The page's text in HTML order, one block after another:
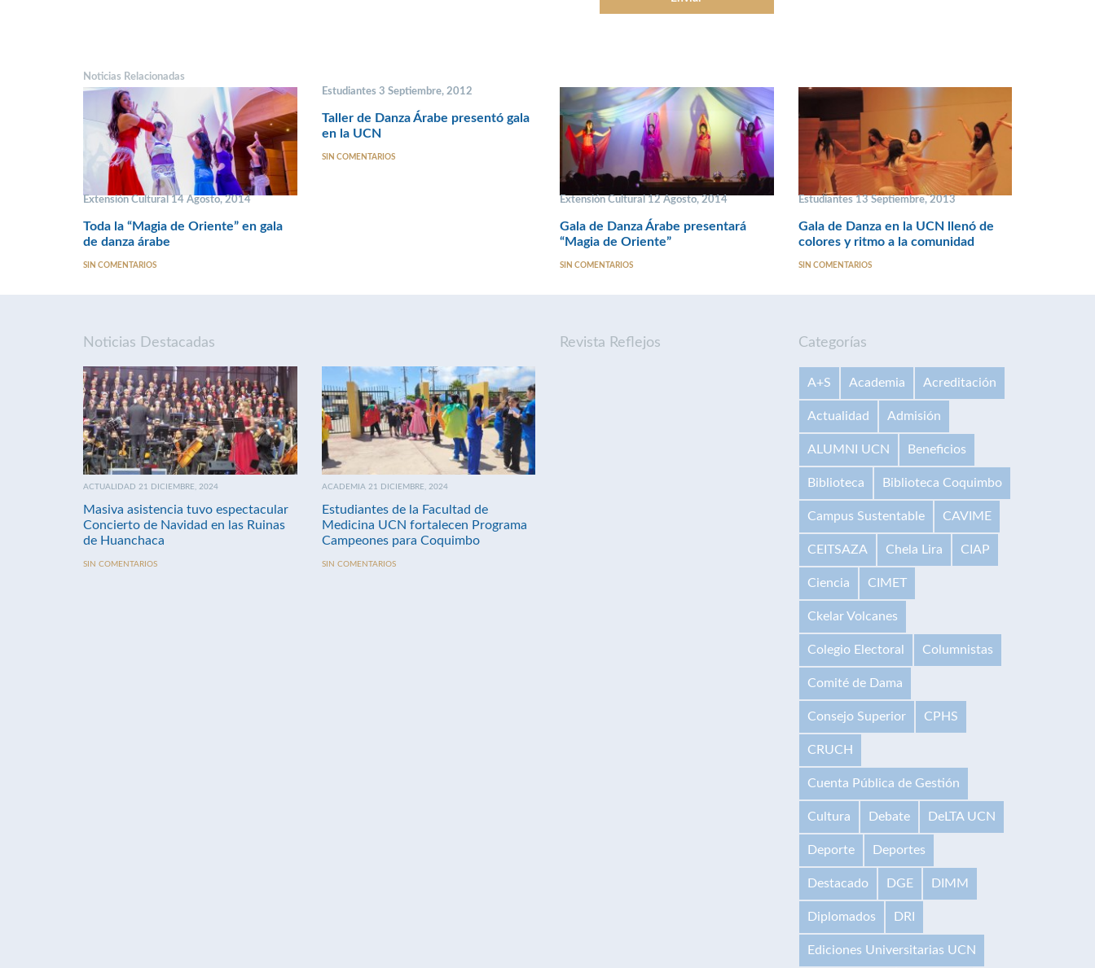
Noticias Relacionadas
Extensión Cultural 14 Agosto, 2014
Toda la “Magia de Oriente” en gala
de danza árabe
SIN COMENTARIOS
Estudiantes 3 Septiembre, 2012
Taller de Danza Árabe presentó gala
en la UCN
SIN COMENTARIOS
Extensión Cultural 12 Agosto, 2014
Gala de Danza Árabe presentará
“Magia de Oriente”
SIN COMENTARIOS
Estudiantes 13 Septiembre, 2013
Gala de Danza en la UCN llenó de
colores y ritmo a la comunidad
SIN COMENTARIOS
Noticias Destacadas
ACTUALIDAD 21 DICIEMBRE, 2024
Masiva asistencia tuvo espectacular
Concierto de Navidad en las Ruinas
de Huanchaca
SIN COMENTARIOS
ACADEMIA 21 DICIEMBRE, 2024
Estudiantes de la Facultad de
Medicina UCN fortalecen Programa
Campeones para Coquimbo
SIN COMENTARIOS
Revista Reflejos Categorías
A+S Academia Acreditación
Actualidad Admisión
ALUMNI UCN Beneficios
Biblioteca Biblioteca Coquimbo
Campus Sustentable CAVIME
CEITSAZA Chela Lira CIAP
Ciencia CIMET
Ckelar Volcanes
Colegio Electoral Columnistas
Comité de Dama
Consejo Superior CPHS
CRUCH
Cuenta Pública de Gestión
Cultura Debate DeLTA UCN
Deporte Deportes
Destacado DGE DIMM
Diplomados DRI
Ediciones Universitarias UCN